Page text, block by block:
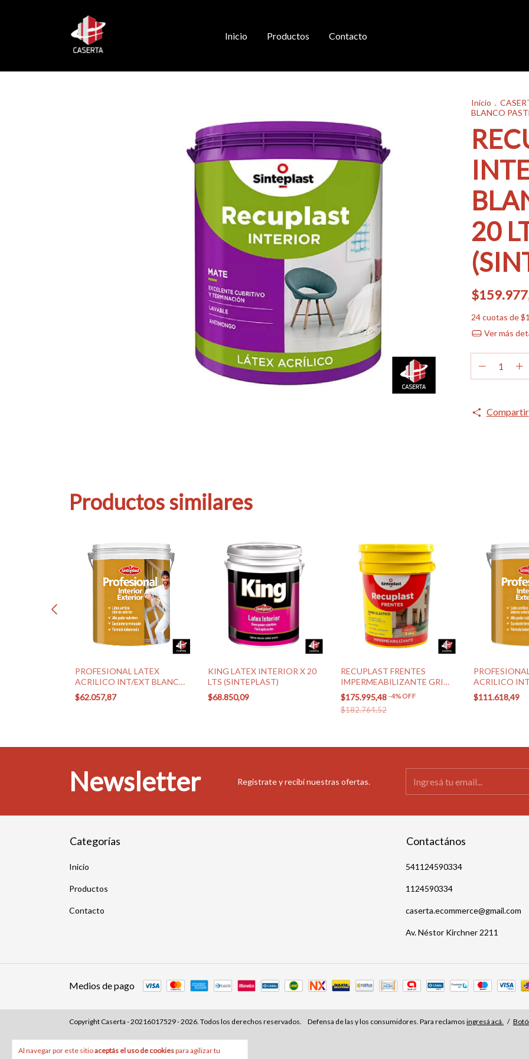
Inicio Productos Contacto
Al navegar por este sitioaceptás el uso de cookiespara agilizar tu
Inicio .
BLANCO
20
24cuotas de
Ver más
Compartir
Productos similares
PROFESIONAL LATEX
ACRILICO INT/EXT BLANCO
X 10 LTS (SINTEPLAST)
$62.057,87
KING LATEX INTERIOR X 20
LTS (SINTEPLAST)
$68.850,09
RECUPLAST FRENTES
IMPERMEABILIZANTE GRIS
CEMENTO 20 LTS
(SINTEPLAST)
$175.995,48 -4% OFF
$182.764,52
ACRILICO
X 20 LTS
$111.618,49
Newsletter Registrate y recibí nuestras ofertas.
Categorías
Inicio
Productos
Contacto
Contactános
541124590334
1124590334
caserta.ecommerce@gmail.com
Av. Néstor Kirchner 2211
Medios de pago
Copyright Caserta - 20216017529 - 2026. Todos los derechos reservados. Defensa de las y los consumidores. Para reclamos ingresá acá. /